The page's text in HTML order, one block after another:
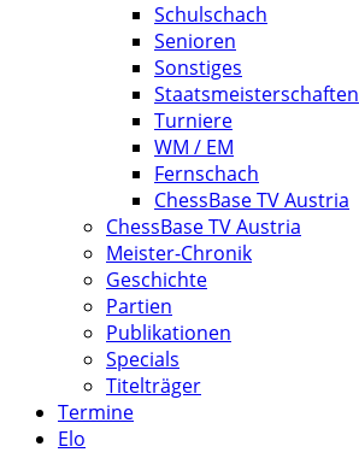
Schulschach
Senioren
Sonstiges
Staatsmeisterschaften
Turniere
WM / EM
Fernschach
ChessBase TV Austria
ChessBase TV Austria
Meister-Chronik
Geschichte
Partien
Publikationen
Specials
Titelträger
Termine
Elo